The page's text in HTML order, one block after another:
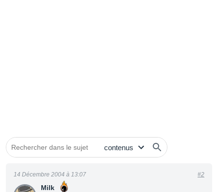
Milk
14 Décembre 2004 à 13:07 #2